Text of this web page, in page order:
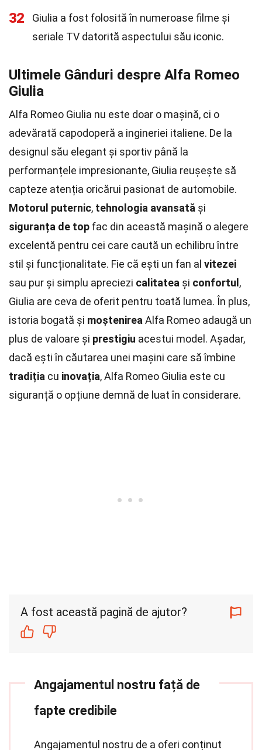
32
Giulia a fost folosită în numeroase filme și
seriale TV datorită aspectului său iconic.
Ultimele Gânduri despre Alfa Romeo
Giulia
Alfa Romeo Giulia nu este doar o mașină, ci o
adevărată capodoperă a ingineriei italiene. De la
designul său elegant și sportiv până la
performanțele impresionante, Giulia reușește să
capteze atenția oricărui pasionat de automobile.
Motorul puternic, tehnologia avansată și
siguranța de top fac din această mașină o alegere
excelentă pentru cei care caută un echilibru între
stil și funcționalitate. Fie că ești un fan al vitezei
sau pur și simplu apreciezi calitatea și confortul ,
Giulia are ceva de oferit pentru toată lumea. În plus,
istoria bogată și moștenirea Alfa Romeo adaugă un
plus de valoare și prestigiu acestui model. Așadar,
dacă ești în căutarea unei mașini care să îmbine
tradiția cu inovația, Alfa Romeo Giulia este cu
siguranță o opțiune demnă de luat în considerare.
A fost această pagină de ajutor?
Angajamentul nostru față de
fapte credibile
Angajamentul nostru de a oferi conținut